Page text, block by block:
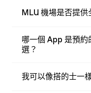
MLU 機場是否提供
哪一個 App 是預約
選？
我可以像搭的士一